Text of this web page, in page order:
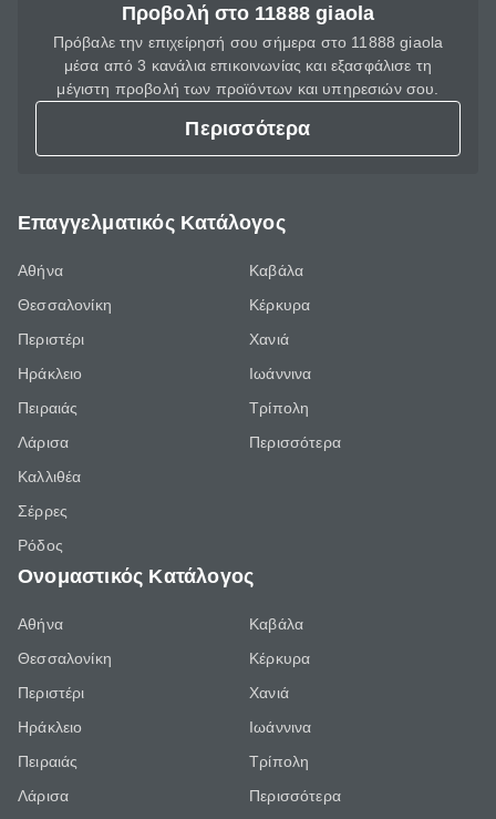
Προβολή στο 11888 giaola
Πρόβαλε την επιχείρησή σου σήμερα στο 11888 giaola
μέσα από 3 κανάλια επικοινωνίας και εξασφάλισε τη
μέγιστη προβολή των προϊόντων και υπηρεσιών σου.
Περισσότερα
Επαγγελματικός Κατάλογος
Αθήνα
Θεσσαλονίκη
Περιστέρι
Ηράκλειο
Πειραιάς
Λάρισα
Καλλιθέα
Σέρρες
Ρόδος
Καβάλα
Κέρκυρα
Χανιά
Ιωάννινα
Τρίπολη
Περισσότερα
Ονομαστικός Κατάλογος
Αθήνα
Θεσσαλονίκη
Περιστέρι
Ηράκλειο
Πειραιάς
Λάρισα
Καβάλα
Κέρκυρα
Χανιά
Ιωάννινα
Τρίπολη
Περισσότερα